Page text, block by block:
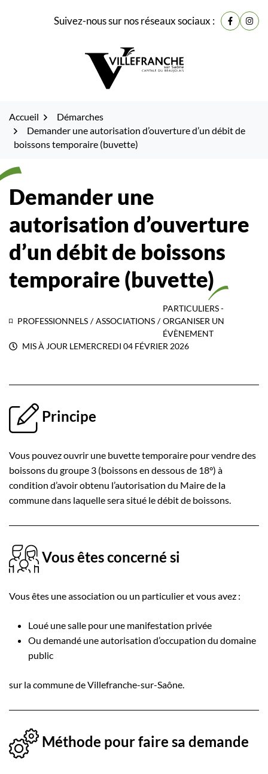
Suivez-nous sur nos réseaux sociaux : Lien vers
Lien
Accueil
Démarches
Demander une autorisation d’ouverture d’un débit de
boissons temporaire (buvette)
Demander une
autorisation d’ouverture
d’un débit de boissons
temporaire (buvette)
PROFESSIONNELS / ASSOCIATIONS /
PARTICULIERS -
ORGANISER UN
ÉVÈNEMENT
MIS À JOUR LEMERCREDI 04 FÉVRIER 2026
Principe
Vous pouvez ouvrir une buvette temporaire pour vendre des
boissons du groupe 3 (boissons en dessous de 18°) à
condition d’avoir obtenu l’autorisation du Maire de la
commune dans laquelle sera situé le débit de boissons.
Vous êtes concerné si
Vous êtes une association ou un particulier et vous avez :
Loué une salle pour une manifestation privée
Ou demandé une autorisation d’occupation du domaine
public
sur la commune de Villefranche-sur-Saône.
Méthode pour faire sa demande